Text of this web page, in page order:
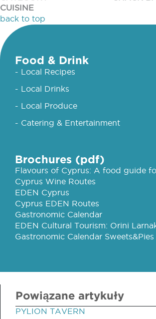
CUISINE
back to top
Food & Drink
- Local Recipes
- Local Drinks
- Local Produce
- Catering & Entertainment
Brochures (pdf)
Flavours of Cyprus: A food guide
Cyprus Wine Routes
EDEN Cyprus
Cyprus EDEN Routes
Gastronomic Calendar
EDEN Cultural Tourism: Orini
Gastronomic Calendar Sweets&Pies
Powiązane artykuły
PYLION TAVERN